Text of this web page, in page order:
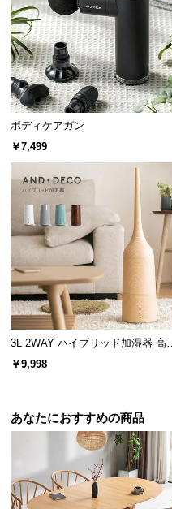
o.,
ボディケアガン
￥7,499
3L 2WAY ハイブリッド加湿器 高さ
調整可能
￥9,998
あなたにおすすめの商品